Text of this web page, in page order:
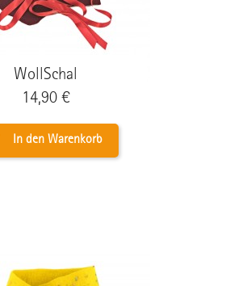
WollSchal
Preis
14,90 €
In den Warenkorb